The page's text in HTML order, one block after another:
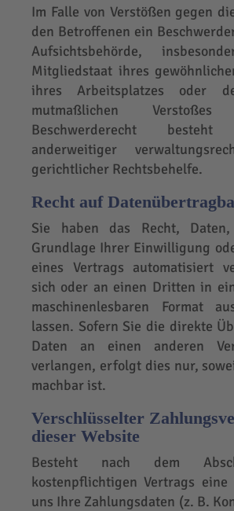
Im Falle von Verstößen gegen
den Betroffenen ein
Aufsichtsbehörde,
Mitgliedstaat ihres
ihres Arbeitsplatzes oder
mutmaßlichen
Beschwerderecht besteht
anderweitiger
gerichtlicher Rechtsbehelfe.
Recht auf
Sie haben das Recht,
Grundlage Ihrer Einwilligung
eines Vertrags automatisiert
sich oder an einen Dritten in
maschinenlesbaren Format
lassen. Sofern Sie die direkte
Daten an einen anderen
verlangen, erfolgt dies nur,
machbar ist.
Verschlüsselter
dieser Website
Besteht nach dem
kostenpflichtigen Vertrags eine
uns Ihre Zahlungsdaten (z. B.